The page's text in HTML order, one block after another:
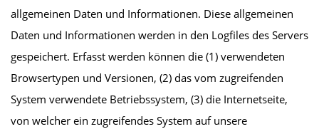
allgemeinen Daten und Informationen. Diese allgemeinen
Daten und Informationen werden in den Logfiles des Servers
gespeichert. Erfasst werden können die (1) verwendeten
Browsertypen und Versionen, (2) das vom zugreifenden
System verwendete Betriebssystem, (3) die Internetseite,
von welcher ein zugreifendes System auf unsere